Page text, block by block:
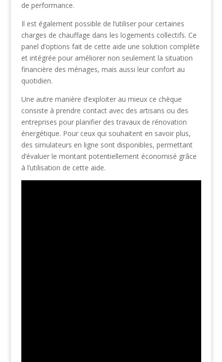
de performance.
Il est également possible de l’utiliser pour certaines
charges de chauffage dans les logements collectifs. Ce
panel d’options fait de cette aide une solution complète
et intégrée pour améliorer non seulement la situation
financière des ménages, mais aussi leur confort au
quotidien.
Une autre manière d’exploiter au mieux ce chèque
consiste à prendre contact avec des artisans ou des
entreprises pour planifier des travaux de rénovation
énergétique. Pour ceux qui souhaitent en savoir plus,
des simulateurs en ligne sont disponibles, permettant
d’évaluer le montant potentiellement économisé grâce
à l’utilisation de cette aide.